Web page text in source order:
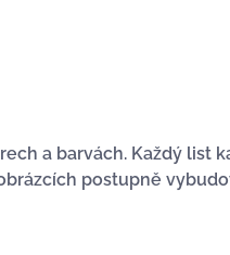
a barvách. Každý list
postupně